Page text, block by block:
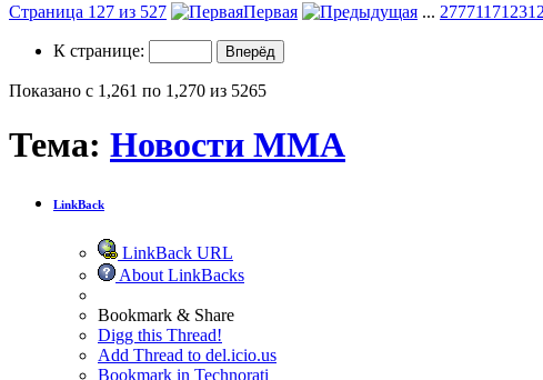
Страница 127 из 527 Первая ... 2777117123
К странице:
Показано с 1,261 по 1,270 из 5265
Тема: Новости ММА
LinkBack
LinkBack URL
About LinkBacks
Bookmark & Share
Digg this Thread!
Add Thread to del.icio.us
Bookmark in Technorati